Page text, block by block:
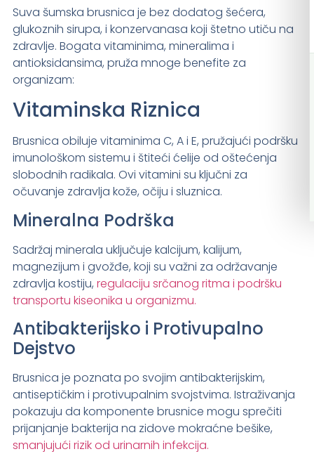
Suva šumska brusnica je bez dodatog šećera,
glukoznih sirupa, i konzervanasa koji štetno utiču na
zdravlje. Bogata vitaminima, mineralima i
antioksidansima, pruža mnoge benefite za
organizam:
Vitaminska Riznica
Brusnica obiluje vitaminima C, A i E, pružajući podršku
imunološkom sistemu i štiteći ćelije od oštećenja
slobodnih radikala. Ovi vitamini su ključni za
očuvanje zdravlja kože, očiju i sluznica.
Mineralna Podrška
Sadržaj minerala uključuje kalcijum, kalijum,
magnezijum i gvožđe, koji su važni za održavanje
zdravlja kostiju, regulaciju srčanog ritma i podršku
transportu kiseonika u organizmu.
Antibakterijsko i Protivupalno
Dejstvo
Brusnica je poznata po svojim antibakterijskim,
antiseptičkim i protivupalnim svojstvima. Istraživanja
pokazuju da komponente brusnice mogu sprečiti
prijanjanje bakterija na zidove mokraćne bešike,
smanjujući rizik od urinarnih infekcija.